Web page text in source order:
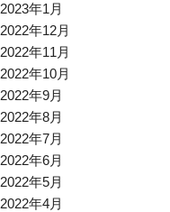
2023年1月
2022年12月
2022年11月
2022年10月
2022年9月
2022年8月
2022年7月
2022年6月
2022年5月
2022年4月